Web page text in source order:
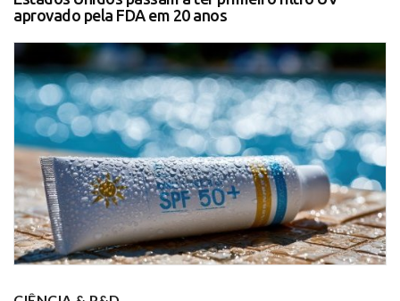
aprovado pela FDA em 20 anos